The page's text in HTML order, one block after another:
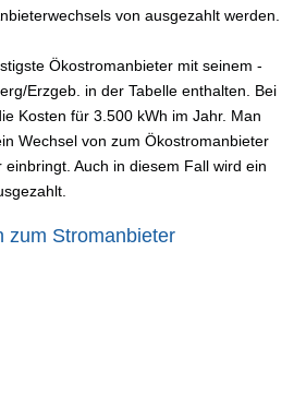
von ausgezahlt werden.
Ökostromanbieter mit seinem -
Erzgeb. in der Tabelle enthalten. Bei
Kosten für 3.500 kWh im Jahr. Man
Wechsel von zum Ökostromanbieter
Auch in diesem Fall wird ein
zum Stromanbieter